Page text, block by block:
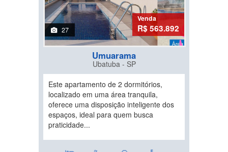
27
Venda
R$ 563.892
Umuarama
Ubatuba - SP
Este apartamento de 2 dormitórios,
localizado em uma área tranquila,
oferece uma disposição inteligente dos
espaços, ideal para quem busca
praticidade...